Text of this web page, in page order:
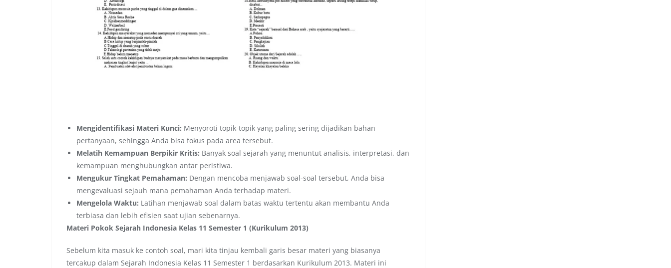
Mengidentifikasi Materi Kunci: Menyoroti topik-topik yang paling sering dijadikan bahan
pertanyaan, sehingga Anda bisa fokus pada area tersebut.
Melatih Kemampuan Berpikir Kritis: Banyak soal sejarah yang menuntut analisis, interpretasi, dan
kemampuan menghubungkan antar peristiwa.
Mengukur Tingkat Pemahaman: Dengan mencoba menjawab soal-soal tersebut, Anda bisa
mengevaluasi sejauh mana pemahaman Anda terhadap materi.
Mengelola Waktu: Latihan menjawab soal dalam batas waktu tertentu akan membantu Anda
terbiasa dan lebih efisien saat ujian sebenarnya.
Materi Pokok Sejarah Indonesia Kelas 11 Semester 1 (Kurikulum 2013)
Sebelum kita masuk ke contoh soal, mari kita tinjau kembali garis besar materi yang biasanya
tercakup dalam Sejarah Indonesia Kelas 11 Semester 1 berdasarkan Kurikulum 2013. Materi ini